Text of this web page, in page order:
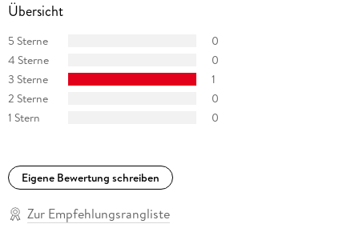
Übersicht
5 Sterne
0
4 Sterne
0
3 Sterne
1
2 Sterne
0
1 Stern
0
Eigene Bewertung schreiben
Zur Empfehlungsrangliste